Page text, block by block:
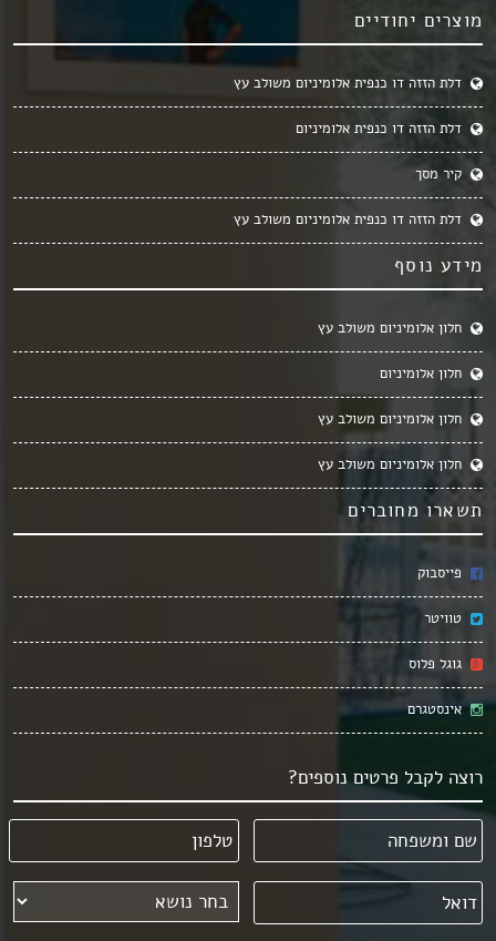
מוצרים יחודיים
דלת הזזה דו כנפית אלומיניום משולב עץ
דלת הזזה דו כנפית אלומיניום
קיר מסך
דלת הזזה דו כנפית אלומיניום משולב עץ
מידע נוסף
חלון אלומיניום משולב עץ
חלון אלומיניום
חלון אלומיניום משולב עץ
חלון אלומיניום משולב עץ
תשארו מחוברים
פייסבוק
טוויטר
גוגל פלוס
אינסטגרם
רוצה לקבל פרטים נוספים?